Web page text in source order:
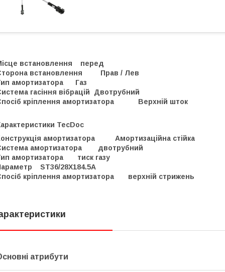
встановлення перед
встановлення Прав / Лев
амортизатора Газ
гасіння вібрацій Двотрубний
кріплення амортизатора Верхній шток
TecDoc
амортизатора Амортизаційна стійка
амортизатора двотрубний
амортизатора тиск газу
ST36/28X184.5A
кріплення амортизатора верхній стрижень
атрибути